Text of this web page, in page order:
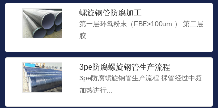
螺旋钢管防腐加工
第一层环氧粉末（FBE>100um ） 第二层
胶...
3pe防腐螺旋钢管生产流程
3pe防腐螺旋钢管生产流程 裸管经过中频
加热进行...
贵州螺旋钢管防腐加工
防腐螺旋钢管的硬度指标： 金属材料抵抗
硬的物体压陷表面的能...
贵州螺旋管防腐加工
防腐螺旋钢管的直径可分为外径、内径、
公称直径。管材为防腐螺旋...